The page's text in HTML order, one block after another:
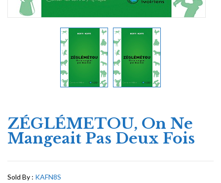
ZÉGLÉMETOU, On Ne
Mangeait Pas Deux Fois
Sold By : KAFN8S